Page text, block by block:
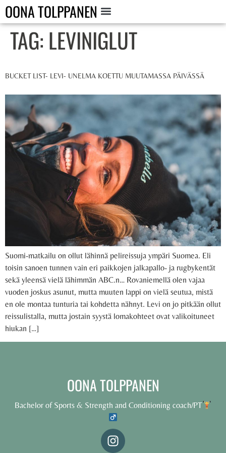
OONA TOLPPANEN
TAG: LEVINIGLUT
BUCKET LIST- LEVI- UNELMA KOETTU MUUTAMASSA PÄIVÄSSÄ
Suomi-matkailu on ollut lähinnä pelireissuja ympäri Suomea. Eli
toisin sanoen tunnen vain eri paikkojen jalkapallo- ja rugbykentät
sekä yleensä vielä lähimmän ABC.n… Rovaniemellä olen vajaa
vuoden joskus asunut, mutta muuten lappi on vielä seutua, mistä
en ole montaa tunturia tai kohdetta nähnyt. Levi on jo pitkään ollut
reissulistalla, mutta jostain syystä lomakohteet ovat valikoituneet
hiukan […]
OONA TOLPPANEN
Bachelor of Sports & Strength and Conditioning coach/PT